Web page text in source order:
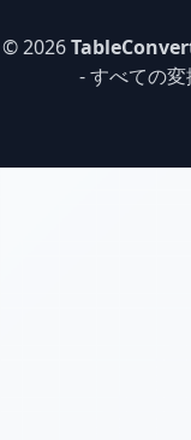
© 2026
- すべての